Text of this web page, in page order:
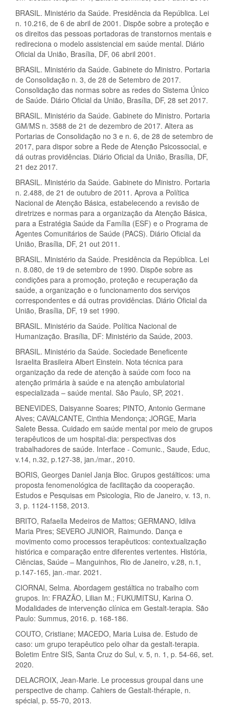
BRASIL. Ministério da Saúde. Presidência da República. Lei
n. 10.216, de 6 de abril de 2001. Dispõe sobre a proteção e
os direitos das pessoas portadoras de transtornos mentais e
redireciona o modelo assistencial em saúde mental. Diário
Oficial da União, Brasília, DF, 06 abril 2001.
BRASIL. Ministério da Saúde. Gabinete do Ministro. Portaria
de Consolidação n. 3, de 28 de Setembro de 2017.
Consolidação das normas sobre as redes do Sistema Único
de Saúde. Diário Oficial da União, Brasília, DF, 28 set 2017.
BRASIL. Ministério da Saúde. Gabinete do Ministro. Portaria
GM/MS n. 3588 de 21 de dezembro de 2017. Altera as
Portarias de Consolidação no 3 e n. 6, de 28 de setembro de
2017, para dispor sobre a Rede de Atenção Psicossocial, e
dá outras providências. Diário Oficial da União, Brasília, DF,
21 dez 2017.
BRASIL. Ministério da Saúde. Gabinete do Ministro. Portaria
n. 2.488, de 21 de outubro de 2011. Aprova a Política
Nacional de Atenção Básica, estabelecendo a revisão de
diretrizes e normas para a organização da Atenção Básica,
para a Estratégia Saúde da Família (ESF) e o Programa de
Agentes Comunitários de Saúde (PACS). Diário Oficial da
União, Brasília, DF, 21 out 2011.
BRASIL. Ministério da Saúde. Presidência da República. Lei
n. 8.080, de 19 de setembro de 1990. Dispõe sobre as
condições para a promoção, proteção e recuperação da
saúde, a organização e o funcionamento dos serviços
correspondentes e dá outras providências. Diário Oficial da
União, Brasília, DF, 19 set 1990.
BRASIL. Ministério da Saúde. Política Nacional de
Humanização. Brasília, DF: Ministério da Saúde, 2003.
BRASIL. Ministério da Saúde. Sociedade Beneficente
Israelita Brasileira Albert Einstein. Nota técnica para
organização da rede de atenção à saúde com foco na
atenção primária à saúde e na atenção ambulatorial
especializada – saúde mental. São Paulo, SP, 2021.
BENEVIDES, Daisyanne Soares; PINTO, Antonio Germane
Alves; CAVALCANTE, Cinthia Mendonça; JORGE, Maria
Salete Bessa. Cuidado em saúde mental por meio de grupos
terapêuticos de um hospital-dia: perspectivas dos
trabalhadores de saúde. Interface - Comunic., Saude, Educ,
v.14, n.32, p.127-38, jan./mar., 2010.
BORIS, Georges Daniel Janja Bloc. Grupos gestálticos: uma
proposta fenomenológica de facilitação da cooperação.
Estudos e Pesquisas em Psicologia, Rio de Janeiro, v. 13, n.
3, p. 1124-1158, 2013.
BRITO, Rafaella Medeiros de Mattos; GERMANO, Idilva
Maria Pires; SEVERO JUNIOR, Raimundo. Dança e
movimento como processos terapêuticos: contextualização
histórica e comparação entre diferentes vertentes. História,
Ciências, Saúde – Manguinhos, Rio de Janeiro, v.28, n.1,
p.147-165, jan.-mar. 2021.
CIORNAI, Selma. Abordagem gestáltica no trabalho com
grupos. In: FRAZÃO, Lilian M.; FUKUMITSU, Karina O.
Modalidades de intervenção clínica em Gestalt-terapia. São
Paulo: Summus, 2016. p. 168-186.
COUTO, Cristiane; MACEDO, Maria Luisa de. Estudo de
caso: um grupo terapêutico pelo olhar da gestalt-terapia.
Boletim Entre SIS, Santa Cruz do Sul, v. 5, n. 1, p. 54-66, set.
2020.
DELACROIX, Jean-Marie. Le processus groupal dans une
perspective de champ. Cahiers de Gestalt-thérapie, n.
spécial, p. 55-70, 2013.